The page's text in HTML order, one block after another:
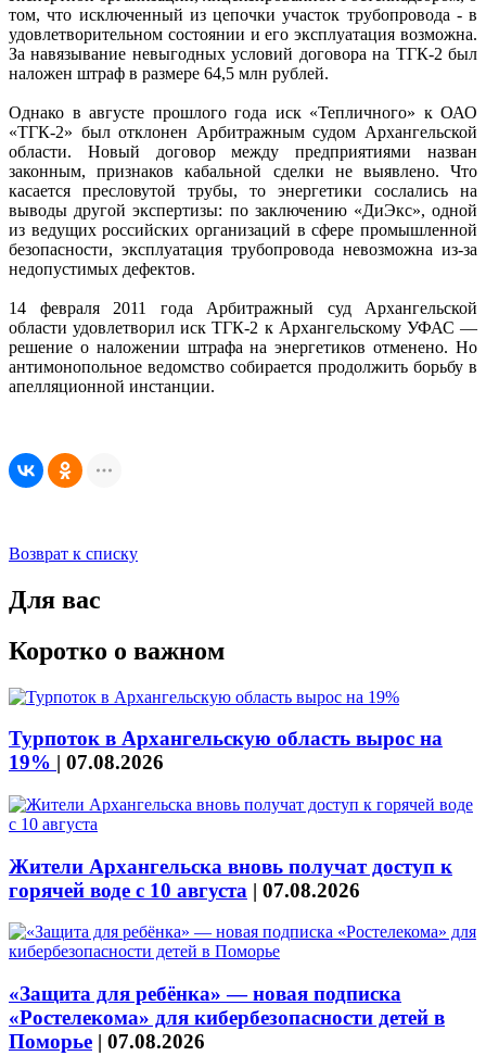
том, что исключенный из цепочки участок трубопровода - в
удовлетворительном состоянии и его эксплуатация возможна.
За навязывание невыгодных условий договора на ТГК-2 был
наложен штраф в размере 64,5 млн рублей.
Однако в августе прошлого года иск «Тепличного» к ОАО
«ТГК-2» был отклонен Арбитражным судом Архангельской
области. Новый договор между предприятиями назван
законным, признаков кабальной сделки не выявлено. Что
касается пресловутой трубы, то энергетики сослались на
выводы другой экспертизы: по заключению «ДиЭкс», одной
из ведущих российских организаций в сфере промышленной
безопасности, эксплуатация трубопровода невозможна из-за
недопустимых дефектов.
14 февраля 2011 года Арбитражный суд Архангельской
области удовлетворил иск ТГК-2 к Архангельскому УФАС —
решение о наложении штрафа на энергетиков отменено. Но
антимонопольное ведомство собирается продолжить борьбу в
апелляционной инстанции.
Возврат к списку
Для вас
Коротко о важном
Турпоток в Архангельскую область вырос на
19% | 07.08.2026
Жители Архангельска вновь получат доступ к
горячей воде с 10 августа | 07.08.2026
«Защита для ребёнка» — новая подписка
«Ростелекома» для кибербезопасности детей в
Поморье | 07.08.2026